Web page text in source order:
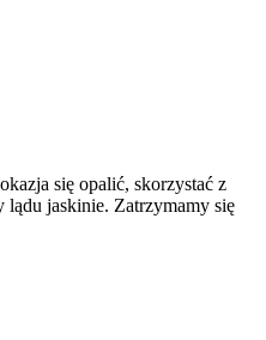
się opalić, skorzystać z
jaskinie. Zatrzymamy się